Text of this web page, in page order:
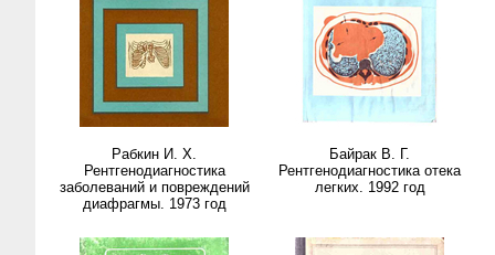
Рабкин И. Х.
Рентгенодиагностика
заболеваний и повреждений
диафрагмы. 1973 год
Байрак В. Г.
Рентгенодиагностика отека
легких. 1992 год